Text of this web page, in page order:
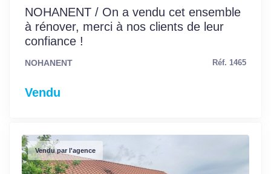
NOHANENT / On a vendu cet ensemble
à rénover, merci à nos clients de leur
confiance !
NOHANENT Réf. 1465
Vendu
Vendu par l'agence